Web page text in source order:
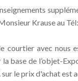
Krause au
courtier avec nous
base de l’objet-
le prix d'achat est